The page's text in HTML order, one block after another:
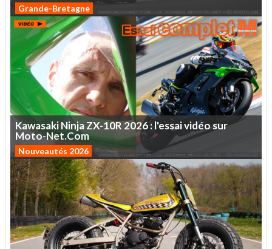
Grande-Bretagne
KawasakiNinjaZX-10R2026:l'essaividéosur
Moto-Net.Com
Nouveautés 2026